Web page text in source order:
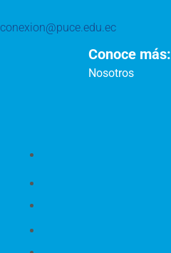
conexion@puce.edu.ec
Conoce más:
Nosotros